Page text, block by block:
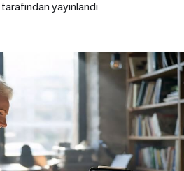
tarafından yayınlandı